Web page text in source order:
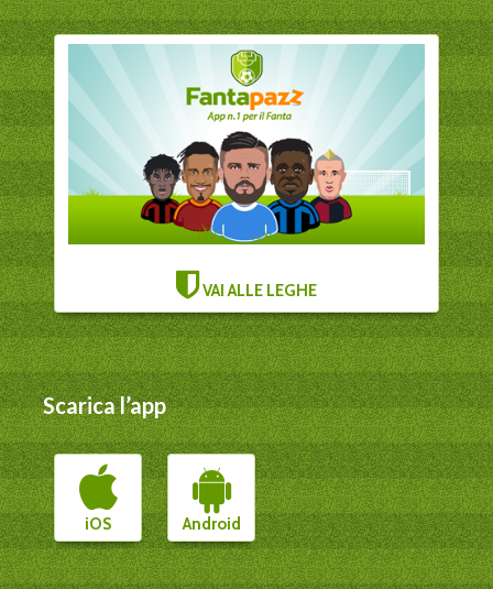
VAI ALLE LEGHE
Scarica l’app
iOS Android